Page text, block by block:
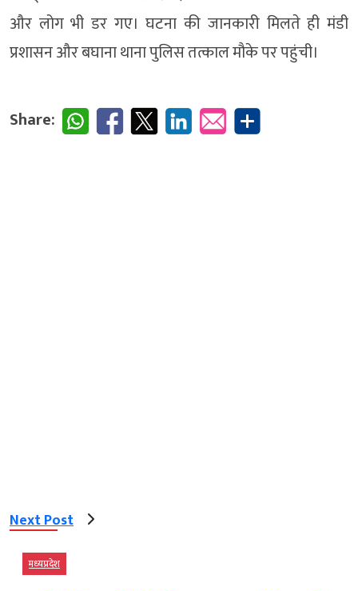
और लोग भी डर गए। घटना की जानकारी मिलते ही मंडी
प्रशासन और बघाना थाना पुलिस तत्काल मौके पर पहुंची।
Share:
Next Post
मध्‍यप्रदेश